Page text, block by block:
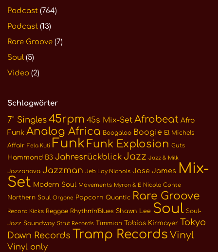
Podcast (764)
Podcast (13)
Rare Groove (7)
Soul (5)
Video (2)
Schlagwörter
7" Singles 45rpm 45s Mix-Set Afrobeat Afro
Funk Analog Africa Boogaloo Boogie El Michels
Affair Fela Kuti Funk Funk Explosion Guts
Hammond B3 Jahresrückblick Jazz Jazz & Milk
Jazzanova Jazzman Jeb Loy Nichols Jose James Mix-
Set Modern Soul Movements Myron & E Nicola Conte
Northern Soul Orgone Popcorn Quantic Rare Groove
Record Kicks Reggae Rhythm'n'Blues Shawn Lee Soul Soul-
Jazz Soundway Strut Records Timmion Tobias Kirmayer Tokyo
Dawn Records Tramp Records Vinyl
Vinyl only